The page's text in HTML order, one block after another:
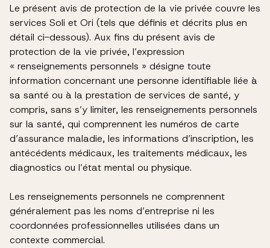
Le présent avis de protection de la vie privée couvre les
services Soli et Ori (tels que définis et décrits plus en
détail ci-dessous). Aux fins du présent avis de
protection de la vie privée, l’expression
« renseignements personnels » désigne toute
information concernant une personne identifiable liée à
sa santé ou à la prestation de services de santé, y
compris, sans s’y limiter, les renseignements personnels
sur la santé, qui comprennent les numéros de carte
d’assurance maladie, les informations d’inscription, les
antécédents médicaux, les traitements médicaux, les
diagnostics ou l’état mental ou physique.
Les renseignements personnels ne comprennent
généralement pas les noms d’entreprise ni les
coordonnées professionnelles utilisées dans un
contexte commercial.